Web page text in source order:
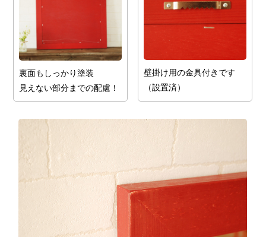
裏面もしっかり塗装
見えない部分までの配慮！
壁掛け用の金具付きです
（設置済）